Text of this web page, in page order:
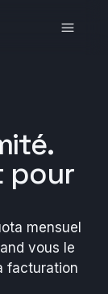
.
pour
mensuel
vous le
facturation